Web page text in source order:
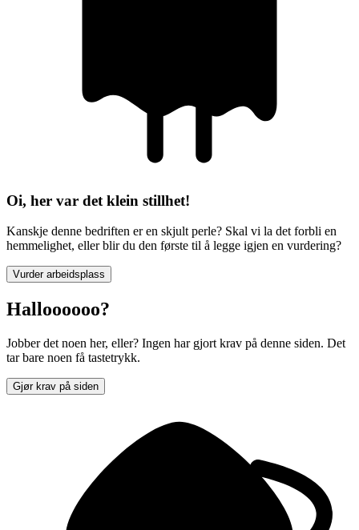
Oi, her var det klein stillhet!
Kanskje denne bedriften er en skjult perle? Skal vi la det forbli en
hemmelighet, eller blir du den første til å legge igjen en vurdering?
Vurder arbeidsplass
Halloooooo?
Jobber det noen her, eller? Ingen har gjort krav på denne siden. Det
tar bare noen få tastetrykk.
Gjør krav på siden